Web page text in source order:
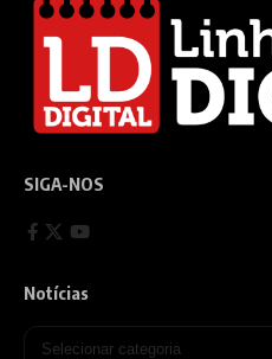
SIGA-NOS
Notícias